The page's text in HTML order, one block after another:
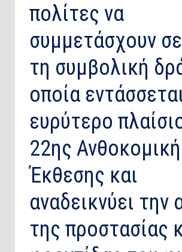
πολίτες να
συμμετάσχουν
τη συμβολική
οποία
ευρύτερο
22ης
Έκθεσης και
αναδεικνύει την
της προστασίας